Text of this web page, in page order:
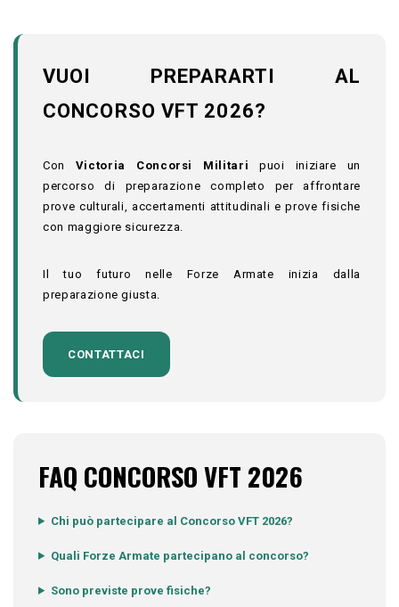
VUOI PREPARARTI AL
CONCORSO VFT 2026?
Con Victoria Concorsi Militari puoi iniziare un
percorso di preparazione completo per affrontare
prove culturali, accertamenti attitudinali e prove fisiche
con maggiore sicurezza.
Il tuo futuro nelle Forze Armate inizia dalla
preparazione giusta.
CONTATTACI
FAQ CONCORSO VFT 2026
Chi può partecipare al Concorso VFT 2026?
Quali Forze Armate partecipano al concorso?
Sono previste prove fisiche?